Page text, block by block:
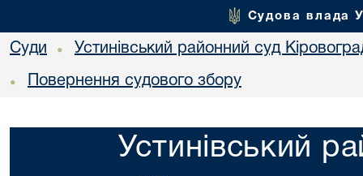
Судова влада
Суди • Устинівський районний суд
• Повернення судового збору
Устинівський